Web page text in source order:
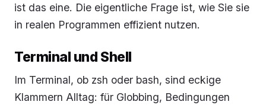
ist das eine. Die eigentliche Frage ist, wie Sie sie
in realen Programmen effizient nutzen.
Terminal und Shell
Im Terminal, ob zsh oder bash, sind eckige
Klammern Alltag: für Globbing, Bedingungen